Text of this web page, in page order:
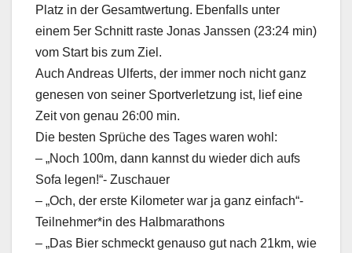
Platz in der Gesamtwertung. Ebenfalls unter
einem 5er Schnitt raste Jonas Janssen (23:24 min)
vom Start bis zum Ziel.
Auch Andreas Ulferts, der immer noch nicht ganz
genesen von seiner Sportverletzung ist, lief eine
Zeit von genau 26:00 min.
Die besten Sprüche des Tages waren wohl:
– „Noch 100m, dann kannst du wieder dich aufs
Sofa legen!“- Zuschauer
– „Och, der erste Kilometer war ja ganz einfach“-
Teilnehmer*in des Halbmarathons
– „Das Bier schmeckt genauso gut nach 21km, wie